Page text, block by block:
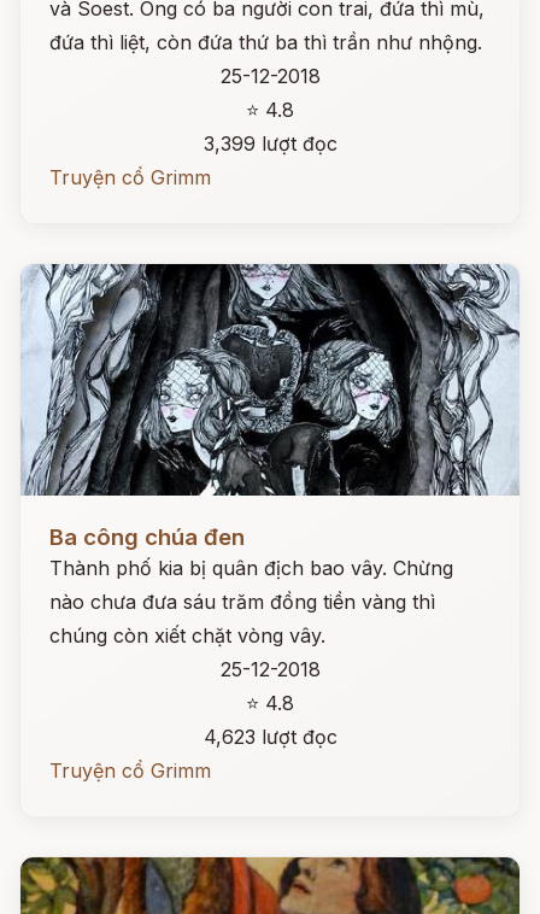
và Soest. Ông có ba người con trai, đứa thì mù,
đứa thì liệt, còn đứa thứ ba thì trần như nhộng.
25-12-2018
⭐ 4.8
3,399 lượt đọc
Truyện cổ Grimm
Ba công chúa đen
Thành phố kia bị quân địch bao vây. Chừng
nào chưa đưa sáu trăm đồng tiền vàng thì
chúng còn xiết chặt vòng vây.
25-12-2018
⭐ 4.8
4,623 lượt đọc
Truyện cổ Grimm